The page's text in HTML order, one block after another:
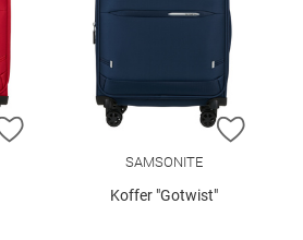
ZUR WUNSCHLISTE HINZUFÜGEN
ZUR
SAMSONITE
Koffer "Gotwist"